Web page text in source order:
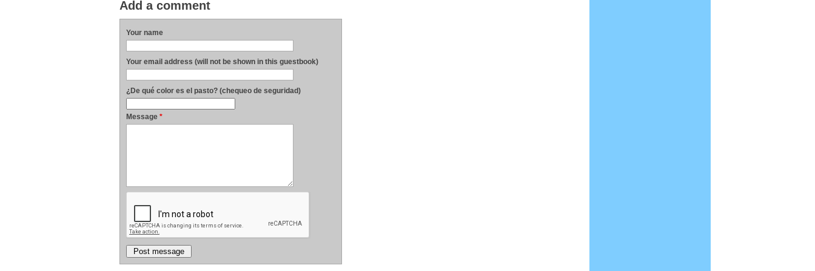
Add a comment
Your name
Your email address (will not be shown in this guestbook)
¿De qué color es el pasto? (chequeo de seguridad)
Message *